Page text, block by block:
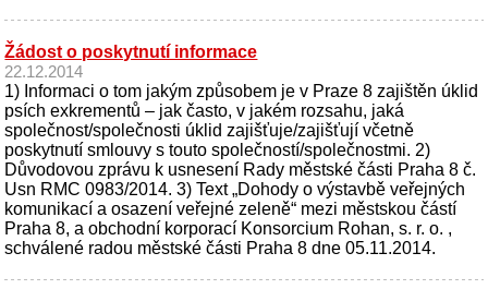
Žádost o poskytnutí informace
22.12.2014
1) Informaci o tom jakým způsobem je v Praze 8 zajištěn úklid
psích exkrementů – jak často, v jakém rozsahu, jaká
společnost/společnosti úklid zajišťuje/zajišťují včetně
poskytnutí smlouvy s touto společností/společnostmi. 2)
Důvodovou zprávu k usnesení Rady městské části Praha 8 č.
Usn RMC 0983/2014. 3) Text „Dohody o výstavbě veřejných
komunikací a osazení veřejné zeleně“ mezi městskou částí
Praha 8, a obchodní korporací Konsorcium Rohan, s. r. o. ,
schválené radou městské části Praha 8 dne 05.11.2014.